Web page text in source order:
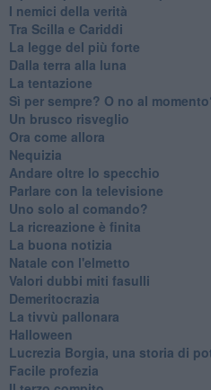
I nemici della verità
Tra Scilla e Cariddi
La legge del più forte
Dalla terra alla luna
La tentazione
​Sì per sempre? O no al
Un brusco risveglio
Ora come allora
Nequizia
Andare oltre lo specchio
Parlare con la televisione
Uno solo al comando?
La ricreazione è finita
La buona notizia
Natale con l'elmetto
Valori dubbi miti fasulli
Demeritocrazia
La tivvù pallonara
Halloween
​Lucrezia Borgia, una storia di
Facile profezia